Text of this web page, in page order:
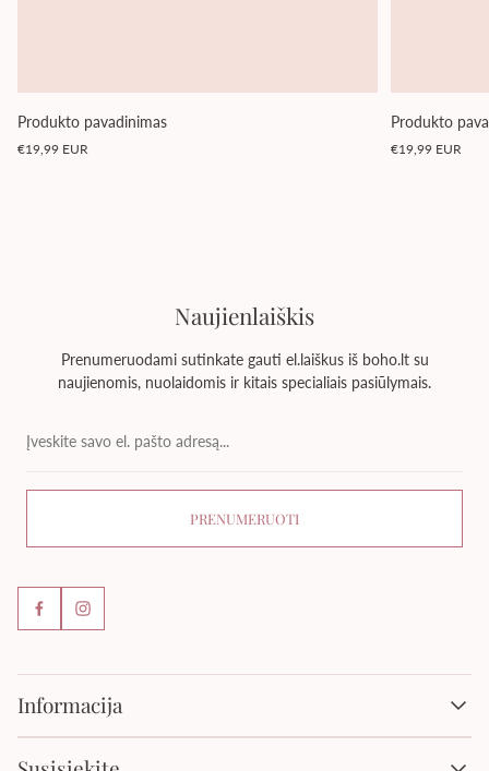
Produkto pavadinimas
Įprasta
€19,99 EUR
Produkto
Įprasta
€19,99 EUR
Informacija
Naujienlaiškis
Prenumeruodami sutinkate gauti el.laiškus iš boho.lt su
naujienomis, nuolaidomis ir kitais specialiais pasiūlymais.
adresą...
PRENUMERUOTI